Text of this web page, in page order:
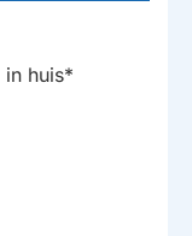
in huis*